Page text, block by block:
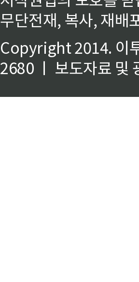
무단전재, 복사, 재배
Copyright 2014. 이
2680 ㅣ 보도자료